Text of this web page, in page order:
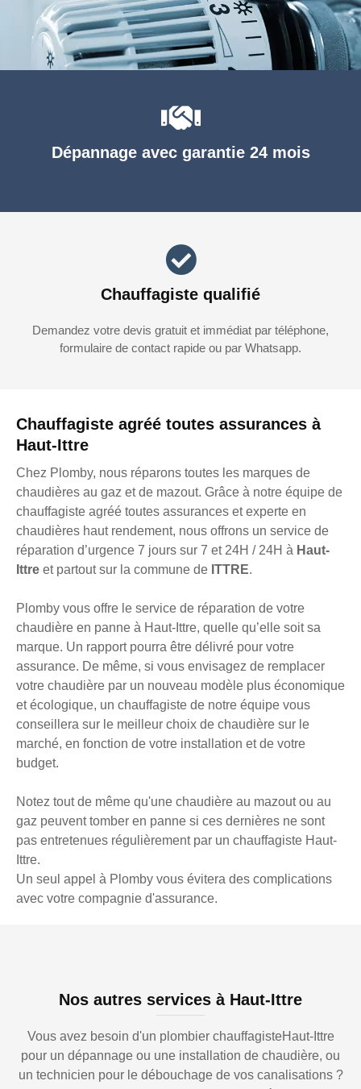
Chauffagiste agréé toutes assurances à
Haut-Ittre
Chez Plomby, nous réparons toutes les marques de
chaudières au gaz et de mazout. Grâce à notre équipe de
chauffagiste agréé toutes assurances et experte en
chaudières haut rendement, nous offrons un service de
réparation d’urgence 7 jours sur 7 et 24H / 24H à Haut-
Ittre et partout sur la commune de ITTRE.
Plomby vous offre le service de réparation de votre
chaudière en panne à Haut-Ittre, quelle qu’elle soit sa
marque. Un rapport pourra être délivré pour votre
assurance. De même, si vous envisagez de remplacer
votre chaudière par un nouveau modèle plus économique
et écologique, un chauffagiste de notre équipe vous
conseillera sur le meilleur choix de chaudière sur le
marché, en fonction de votre installation et de votre
budget.
Notez tout de même qu'une chaudière au mazout ou au
gaz peuvent tomber en panne si ces dernières ne sont
pas entretenues régulièrement par un chauffagiste Haut-
Ittre.
Un seul appel à Plomby vous évitera des complications
avec votre compagnie d'assurance.
Dépannage avec garantie 24 mois
Chauffagiste qualifié
Demandez votre devis gratuit et immédiat par téléphone,
formulaire de contact rapide ou par Whatsapp.
Nos autres services à Haut-Ittre
Vous avez besoin d'un plombier chauffagisteHaut-Ittre
pour un dépannage ou une installation de chaudière, ou
un technicien pour le débouchage de vos canalisations ?